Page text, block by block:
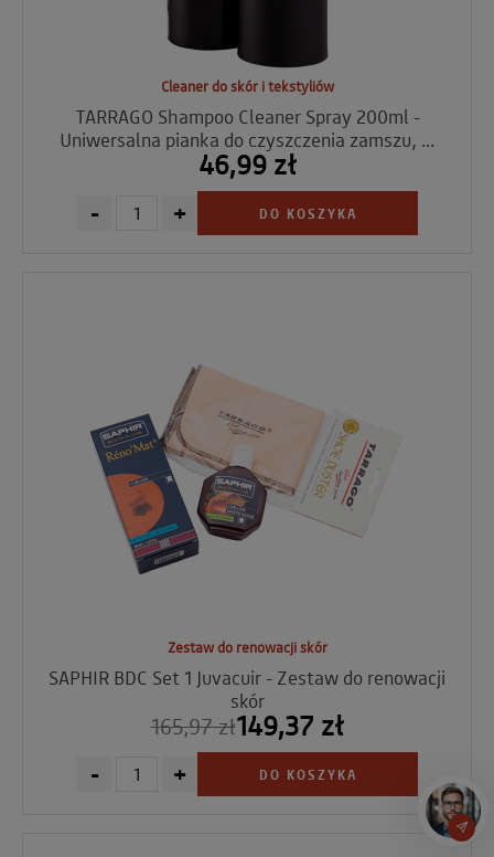
Cleaner do skór i tekstyliów
TARRAGO Shampoo Cleaner Spray 200ml -
Uniwersalna pianka do czyszczenia zamszu, ...
46,99 zł
- + DO KOSZYKA
Zestaw do renowacji skór
SAPHIR BDC Set 1 Juvacuir - Zestaw do renowacji
skór
165,97 zł149,37 zł
- + DO KOSZYKA